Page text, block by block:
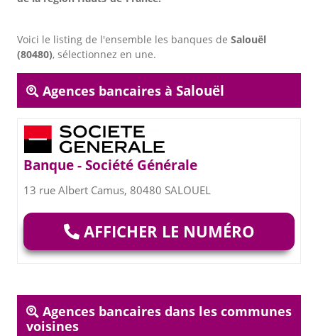
Voici le listing de l'ensemble les banques de Salouël
(80480), sélectionnez en une.
Agences bancaires à Salouël
Banque - Société Générale
13 rue Albert Camus, 80480 SALOUEL
AFFICHER LE NUMÉRO
Agences bancaires dans les communes
voisines